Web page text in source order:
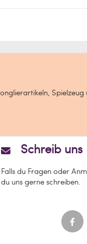
Schreib uns
Falls du Fragen oder
du uns gerne schreiben.